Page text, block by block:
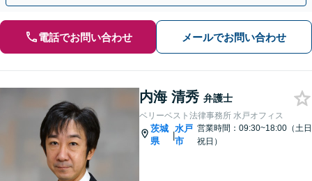
電話でお問い合わせ メールでお問い合わせ
内海 清秀 弁護士
ベリーベスト法律事務所 水戸オフィス
茨城
県
|
水戸
市
営業時間：09:30~18:00（土日
祝日）